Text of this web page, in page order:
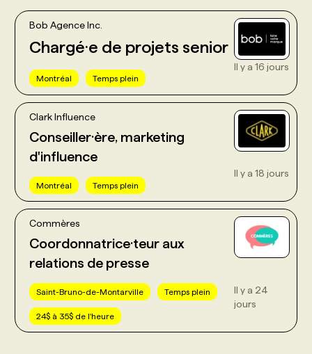
Bob Agence Inc.
Chargé·e de projets senior
Montréal Temps plein
Il y a 16 jours
Clark Influence
Conseiller·ère, marketing
d'influence
Montréal Temps plein
Il y a 18 jours
Commères
Coordonnatrice·teur aux
relations de presse
Saint-Bruno-de-Montarville Temps plein
24$ à 35$ de l'heure
Il y a 24
jours